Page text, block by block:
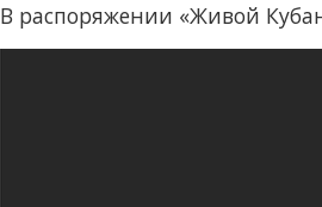
В распоряжении «Живой